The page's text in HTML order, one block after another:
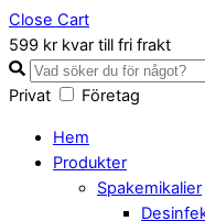
Close Cart
599 kr kvar till fri frakt
Privat Företag
Hem
Produkter
Spakemikalier